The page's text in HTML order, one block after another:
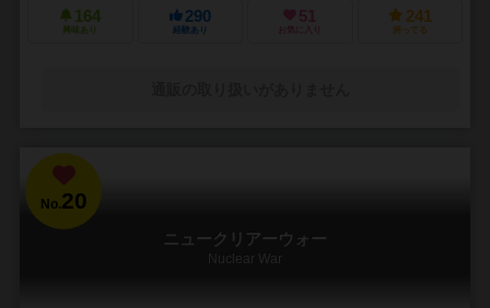
164
興味あり
290
経験あり
51
お気に入り
241
持ってる
No.20
ニュークリアーウォー
Nuclear War